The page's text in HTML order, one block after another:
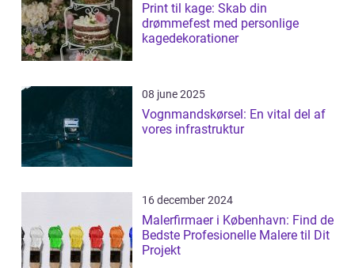
Print til kage: Skab din
drømmefest med personlige
kagedekorationer
08 june 2025
Vognmandskørsel: En vital del af
vores infrastruktur
16 december 2024
Malerfirmaer i København: Find de
Bedste Profesionelle Malere til Dit
Projekt